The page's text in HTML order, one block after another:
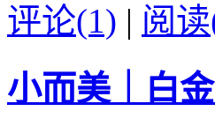
评论(1) | 阅
小而美｜白